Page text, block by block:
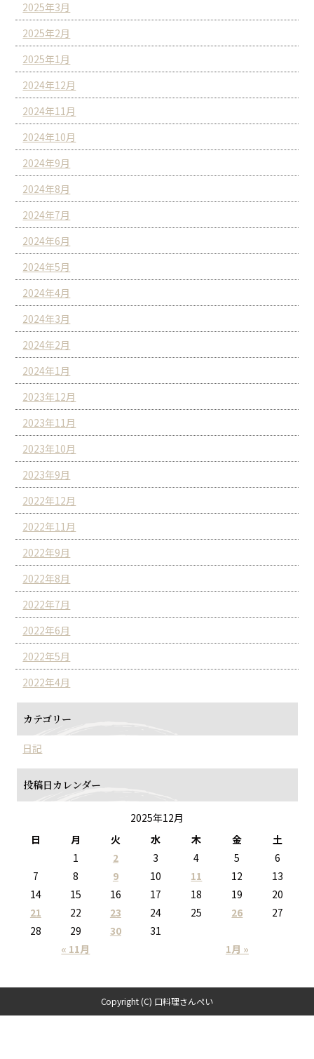
2025年3月
2025年2月
2025年1月
2024年12月
2024年11月
2024年10月
2024年9月
2024年8月
2024年7月
2024年6月
2024年5月
2024年4月
2024年3月
2024年2月
2024年1月
2023年12月
2023年11月
2023年10月
2023年9月
2022年12月
2022年11月
2022年9月
2022年8月
2022年7月
2022年6月
2022年5月
2022年4月
カテゴリー
日記
投稿日カレンダー
2025年12月
日
月 火 水 木 金 土
« 11月 1月 »
1 2 3 4 5
6
7
8 9 10 11 12
13
14
15 16 17 18 19
20
21
22 23 24 25 26
27
28
29 30 31
Copyright (C) 口料理さんぺい